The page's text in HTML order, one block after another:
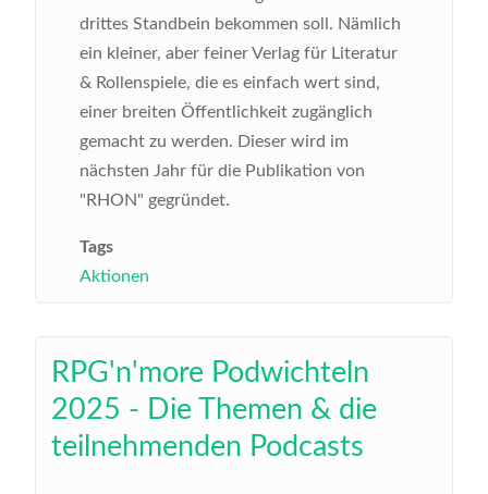
drittes Standbein bekommen soll. Nämlich
ein kleiner, aber feiner Verlag für Literatur
& Rollenspiele, die es einfach wert sind,
einer breiten Öffentlichkeit zugänglich
gemacht zu werden. Dieser wird im
nächsten Jahr für die Publikation von
"RHON" gegründet.
Tags
Aktionen
RPG'n'more Podwichteln
2025 - Die Themen & die
teilnehmenden Podcasts